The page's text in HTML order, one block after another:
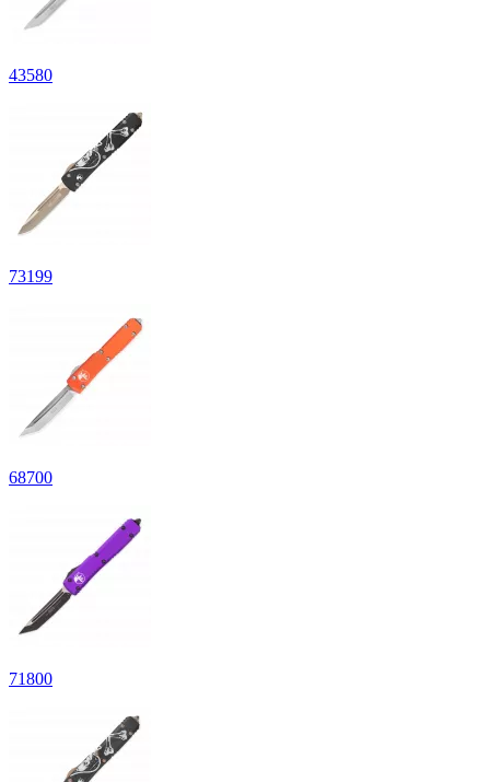
43580
73199
68700
71800